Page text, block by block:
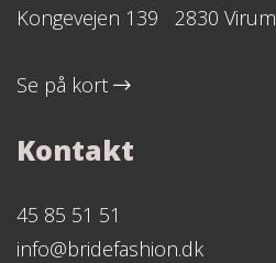
Kongevejen 139 2830 Virum
Se på kort
Kontakt
45 85 51 51
info@bridefashion.dk